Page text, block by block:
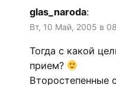
glas_naroda:
Вт, 10 Май, 2005 в
Тогда с какой
прием?
Второстепенные